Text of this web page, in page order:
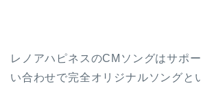
レノアハピネスのCMソングはサポ
い合わせで完全オリジナルソングと